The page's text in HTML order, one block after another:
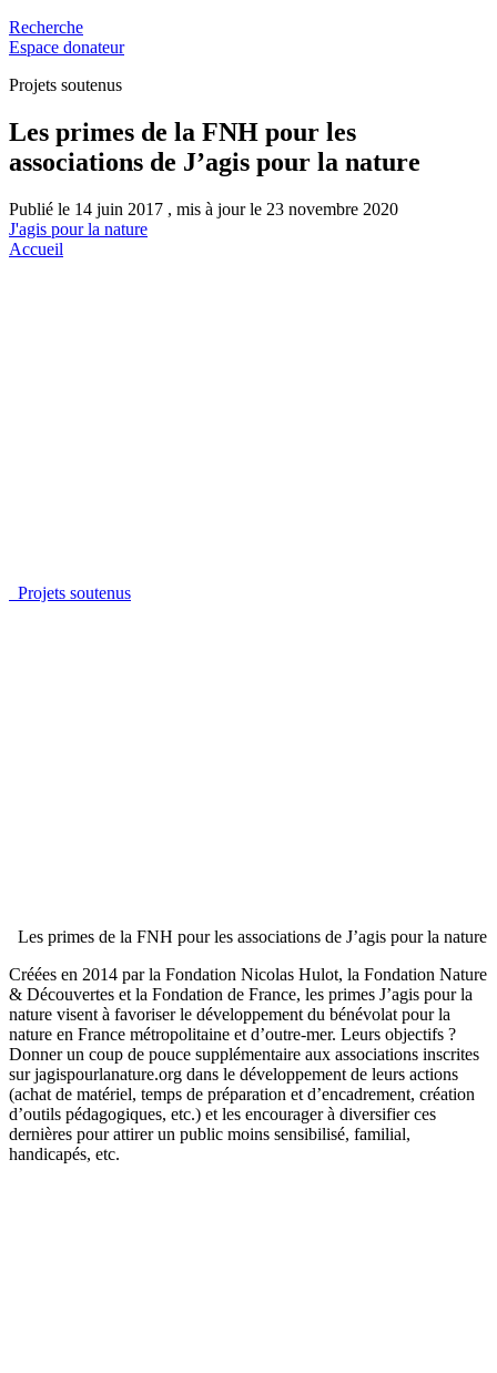
Recherche
Espace donateur
Projets soutenus
Les primes de la FNH pour les
associations de J’agis pour la nature
Publié le 14 juin 2017 , mis à jour le 23 novembre 2020
J'agis pour la nature
Accueil
Projets soutenus
Les primes de la FNH pour les associations de J’agis pour la nature
Créées en 2014 par la Fondation Nicolas Hulot, la Fondation Nature
& Découvertes et la Fondation de France, les primes J’agis pour la
nature visent à favoriser le développement du bénévolat pour la
nature en France métropolitaine et d’outre-mer. Leurs objectifs ?
Donner un coup de pouce supplémentaire aux associations inscrites
sur jagispourlanature.org dans le développement de leurs actions
(achat de matériel, temps de préparation et d’encadrement, création
d’outils pédagogiques, etc.) et les encourager à diversifier ces
dernières pour attirer un public moins sensibilisé, familial,
handicapés, etc.